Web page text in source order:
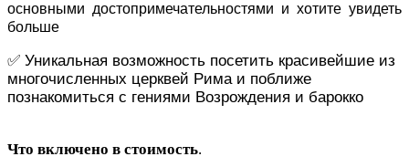
основными достопримечательностями и хотите увидеть
больше
✅ Уникальная возможность посетить красивейшие из
многочисленных церквей Рима и поближе
познакомиться с гениями Возрождения и барокко
Что включено в стоимость.